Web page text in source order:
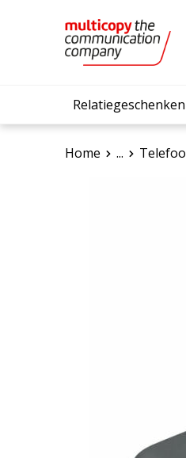
Relatiegeschenken
Home ...